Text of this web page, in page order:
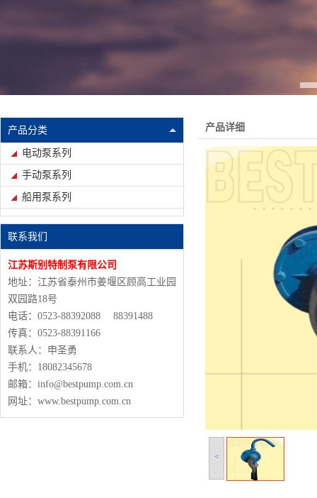
产品分类
电动泵系列
手动泵系列
船用泵系列
联系我们
江苏斯别特制泵有限公司
地址：江苏省泰州市姜堰区顾高工业园
双园路18号
电话：0523-88392088 88391488
传真：0523-88391166
联系人：申圣勇
手机：18082345678
邮箱：info@bestpump.com.cn
网址：www.bestpump.com.cn
产品详细
<